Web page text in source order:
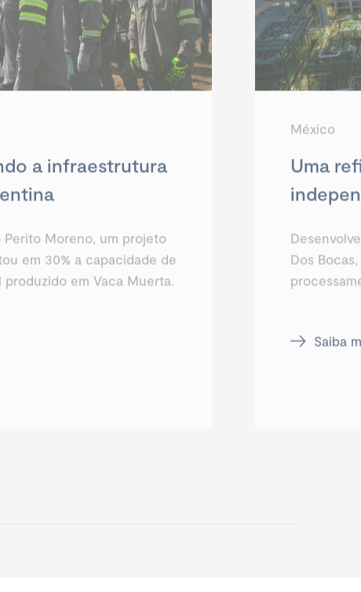
a infraestrutura
Moreno, um projeto
em 30% a capacidade de
em Vaca Muerta.
México
Uma
Dos
Saiba